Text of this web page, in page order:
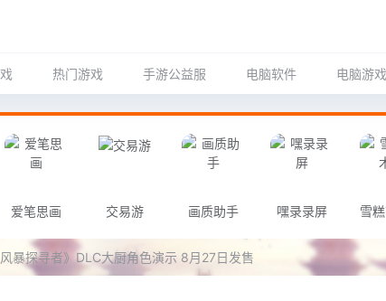
热门游戏 手游公益服 电脑软件 电脑游戏
爱笔思画 交易游 画质助手 嘿录录屏 雪
风暴探寻者》DLC大厨角色演示 8月27日发售